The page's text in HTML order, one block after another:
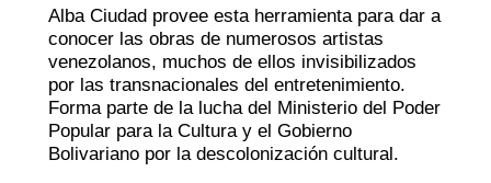
Alba Ciudad provee esta herramienta para dar a
conocer las obras de numerosos artistas
venezolanos, muchos de ellos invisibilizados
por las transnacionales del entretenimiento.
Forma parte de la lucha del Ministerio del Poder
Popular para la Cultura y el Gobierno
Bolivariano por la descolonización cultural.